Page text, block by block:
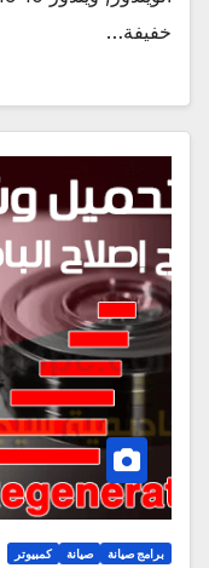
خفيفة…
برامج صيانة صيانة كمبيوتر